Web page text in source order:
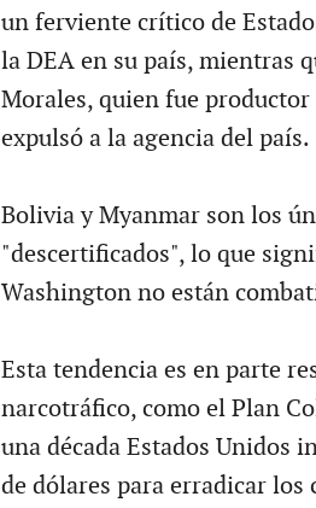
un ferviente crítico de
la DEA en su país, mientras
Morales, quien fue
expulsó a la agencia del país.
Bolivia y Myanmar son los
"descertificados", lo que
Washington no están
Esta tendencia es en parte
narcotráfico, como el Plan
una década Estados Unidos
de dólares para erradicar los